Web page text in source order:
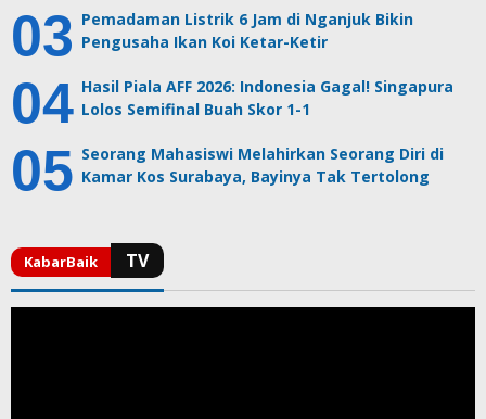
Pemadaman Listrik 6 Jam di Nganjuk Bikin
Pengusaha Ikan Koi Ketar-Ketir
Hasil Piala AFF 2026: Indonesia Gagal! Singapura
Lolos Semifinal Buah Skor 1-1
Seorang Mahasiswi Melahirkan Seorang Diri di
Kamar Kos Surabaya, Bayinya Tak Tertolong